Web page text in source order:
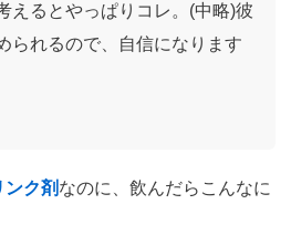
えるとやっぱりコレ。(中略)彼
られるので、自信になります
ク剤 なのに、飲んだらこんなに